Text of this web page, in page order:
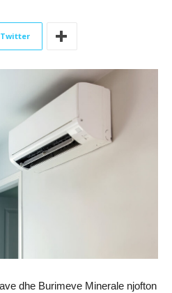
Twitter
dhe Burimeve Minerale njofton